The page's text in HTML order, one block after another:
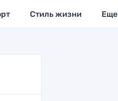
Стиль жизни Еще